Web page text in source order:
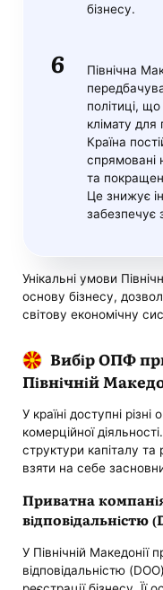
бізнесу.
Північна
політиці,
клімату для
Країна
спрямовані
та
Це знижує
забезпечує
Унікальні умови
основу бізнесу,
світову економічну
Вибір ОПФ
Північній
У країні доступні
комерційної
структури капіталу та
взяти на себе
Приватна
відповідальністю
У Північній
відповідальністю